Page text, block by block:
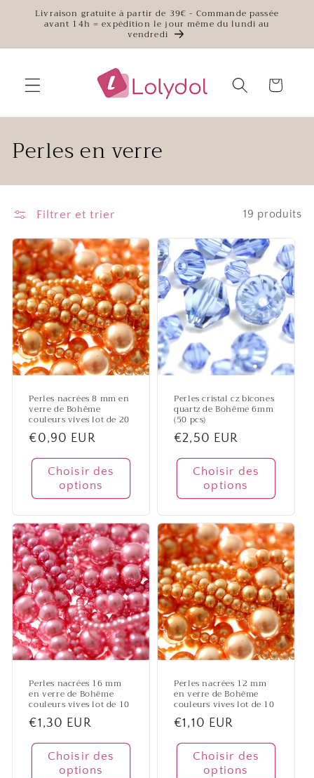
passer
contenu
Livraison gratuite à partir de 39€ - Commande passée
avant 14h = expédition le jour même du lundi au
vendredi
Panier
C
o
l
l
e
c
t
i
o
Perles en verre
Filtrer et trier 19 produits
Perles nacrées 8 mm en
verre de Bohême
couleurs vives lot de 20
Prix
habituel
€0,90 EUR
Choisir des
options
Perles cristal cz bicones
quartz de Bohême 6mm
(50 pcs)
Prix
habituel
€2,50 EUR
Choisir des
options
Perles nacrées 16 mm
en verre de Bohême
couleurs vives lot de 10
Prix
habituel
€1,30 EUR
Choisir des
options
Perles nacrées 12 mm
en verre de Bohême
couleurs vives lot de 10
Prix
habituel
€1,10 EUR
Choisir des
options